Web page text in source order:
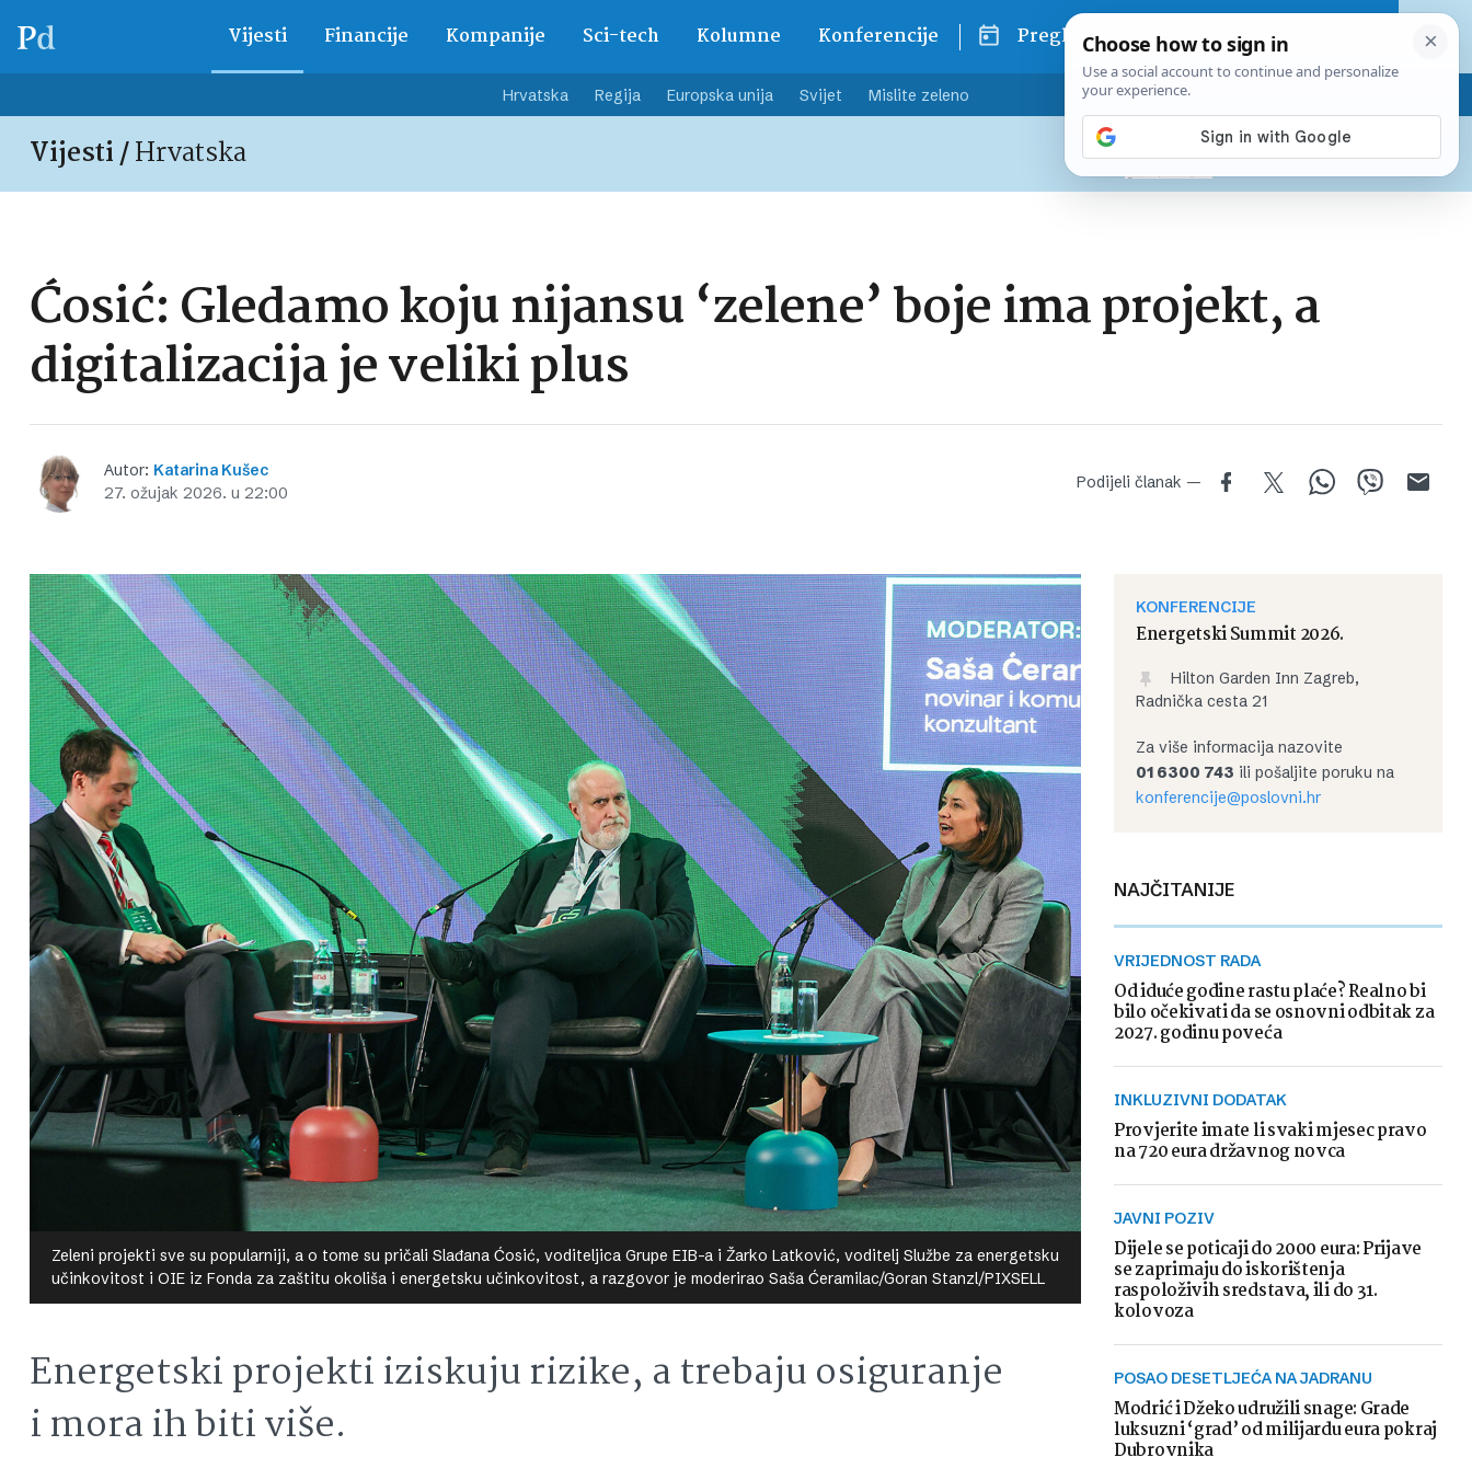
Vijesti Financije Kompanije Sci-tech Kolumne Konferencije Pregled dana
Hrvatska Regija Europska unija Svijet Mislite zeleno
Vijesti /Hrvatska
Pretplatite se na Poslovni
Već od10 EURmjesečno
Ćosić: Gledamo koju nijansu ‘zelene’ boje ima projekt, a
digitalizacija je veliki plus
Autor: Katarina Kušec
27. ožujak 2026. u 22:00
Podijeli članak —
Zeleni projekti sve su popularniji, a o tome su pričali Slađana Ćosić, voditeljica Grupe EIB-a i Žarko Latković, voditelj Službe za energetsku
učinkovitost i OIE iz Fonda za zaštitu okoliša i energetsku učinkovitost, a razgovor je moderirao Saša Ćeramilac/Goran Stanzl/PIXSELL
Energetski projekti iziskuju rizike, a trebaju osiguranje
i mora ih biti više.
KONFERENCIJE
Energetski Summit 2026.
Hilton Garden Inn Zagreb,
Radnička cesta 21
Za više informacija nazovite
01 6300 743 ili pošaljite poruku na
konferencije@poslovni.hr
NAJČITANIJE
VRIJEDNOST RADA
Od iduće godine rastu plaće? Realno bi
bilo očekivati da se osnovni odbitak za
2027. godinu poveća
INKLUZIVNI DODATAK
Provjerite imate li svaki mjesec pravo
na 720 eura državnog novca
JAVNI POZIV
Dijele se poticaji do 2000 eura: Prijave
se zaprimaju do iskorištenja
raspoloživih sredstava, ili do 31.
kolovoza
POSAO DESETLJEĆA NA JADRANU
Modrić i Džeko udružili snage: Grade
luksuzni ‘grad’ od milijardu eura pokraj
Dubrovnika